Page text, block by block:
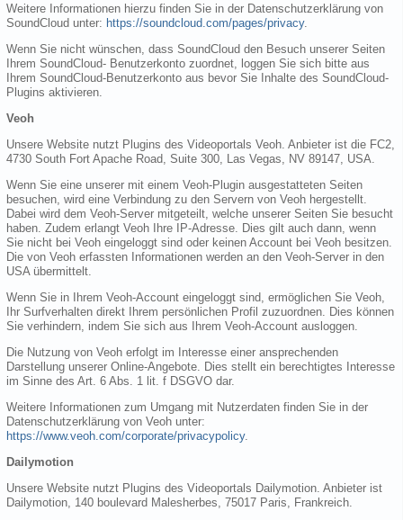
Weitere Informationen hierzu finden Sie in der Datenschutzerklärung von
SoundCloud unter: https://soundcloud.com/pages/privacy.
Wenn Sie nicht wünschen, dass SoundCloud den Besuch unserer Seiten
Ihrem SoundCloud- Benutzerkonto zuordnet, loggen Sie sich bitte aus
Ihrem SoundCloud-Benutzerkonto aus bevor Sie Inhalte des SoundCloud-
Plugins aktivieren.
Veoh
Unsere Website nutzt Plugins des Videoportals Veoh. Anbieter ist die FC2,
4730 South Fort Apache Road, Suite 300, Las Vegas, NV 89147, USA.
Wenn Sie eine unserer mit einem Veoh-Plugin ausgestatteten Seiten
besuchen, wird eine Verbindung zu den Servern von Veoh hergestellt.
Dabei wird dem Veoh-Server mitgeteilt, welche unserer Seiten Sie besucht
haben. Zudem erlangt Veoh Ihre IP-Adresse. Dies gilt auch dann, wenn
Sie nicht bei Veoh eingeloggt sind oder keinen Account bei Veoh besitzen.
Die von Veoh erfassten Informationen werden an den Veoh-Server in den
USA übermittelt.
Wenn Sie in Ihrem Veoh-Account eingeloggt sind, ermöglichen Sie Veoh,
Ihr Surfverhalten direkt Ihrem persönlichen Profil zuzuordnen. Dies können
Sie verhindern, indem Sie sich aus Ihrem Veoh-Account ausloggen.
Die Nutzung von Veoh erfolgt im Interesse einer ansprechenden
Darstellung unserer Online-Angebote. Dies stellt ein berechtigtes Interesse
im Sinne des Art. 6 Abs. 1 lit. f DSGVO dar.
Weitere Informationen zum Umgang mit Nutzerdaten finden Sie in der
Datenschutzerklärung von Veoh unter:
https://www.veoh.com/corporate/privacypolicy.
Dailymotion
Unsere Website nutzt Plugins des Videoportals Dailymotion. Anbieter ist
Dailymotion, 140 boulevard Malesherbes, 75017 Paris, Frankreich.